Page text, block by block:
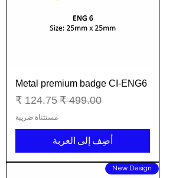
Metal premium badge CI-ENG6
سعر عاديسعر البيع
مستثناة ضريبة
أضِف إلى العربة
New Design